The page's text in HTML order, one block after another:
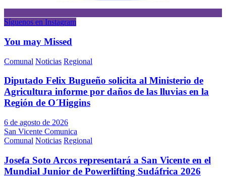
Síguenos en Instagram
You may Missed
Comunal Noticias Regional
Diputado Felix Bugueño solicita al Ministerio de
Agricultura informe por daños de las lluvias en la
Región de O´Higgins
6 de agosto de 2026
San Vicente Comunica
Comunal Noticias Regional
Josefa Soto Arcos representará a San Vicente en el
Mundial Junior de Powerlifting Sudáfrica 2026